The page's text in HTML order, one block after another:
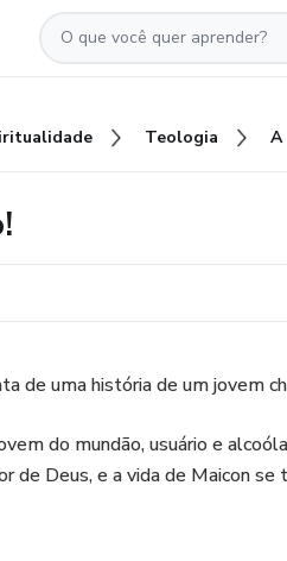
Teologia
de uma história de um jovem
do mundão, usuário e
de Deus, e a vida de Maicon